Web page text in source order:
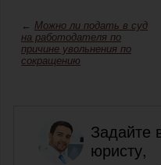
← Можно ли подать в суд
на работодателя по
причине увольнения по
сокращению
Задайте
юристу,